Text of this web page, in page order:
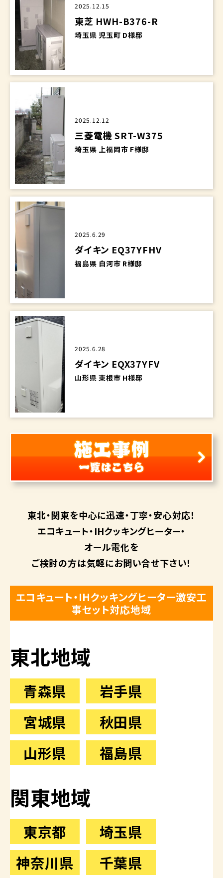
2025.12.15
東芝 HWH-B376-R
埼玉県 児玉町 D様邸
2025.12.12
三菱電機 SRT-W375
埼玉県 上福岡市 F様邸
2025.6.29
ダイキン EQ37YFHV
福島県 白河市 R様邸
2025.6.28
ダイキン EQX37YFV
山形県 東根市 H様邸
東北・関東を中心に迅速・丁寧・安心対応！
エコキュート・IHクッキングヒーター・
オール電化を
ご検討の方は気軽にお問い合せ下さい！
エコキュート・IHクッキングヒーター激安工
事セット対応地域
東北地域
青森県
岩手県
宮城県
秋田県
山形県
福島県
関東地域
東京都
埼玉県
神奈川県
千葉県